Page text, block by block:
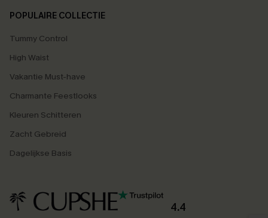
POPULAIRE COLLECTIE
Tummy Control
High Waist
Vakantie Must-have
Charmante Feestlooks
Kleuren Schitteren
Zacht Gebreid
Dagelijkse Basis
4.4